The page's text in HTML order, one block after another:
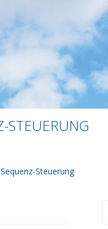
STEUERUNG
Sequenz-Steuerung